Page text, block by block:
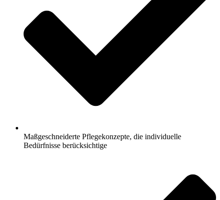
Maßgeschneiderte Pflegekonzepte, die individuelle
Bedürfnisse berücksichtige